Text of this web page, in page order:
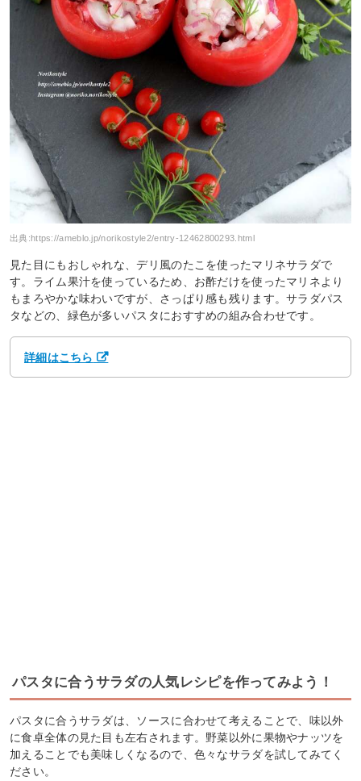
出典:https://ameblo.jp/norikostyle2/entry-12462800293.html
見た目にもおしゃれな、デリ風のたこを使ったマリネサラダで
す。ライム果汁を使っているため、お酢だけを使ったマリネより
もまろやかな味わいですが、さっぱり感も残ります。サラダパス
タなどの、緑色が多いパスタにおすすめの組み合わせです。
詳細はこちら
パスタに合うサラダの人気レシピを作ってみよう！
パスタに合うサラダは、ソースに合わせて考えることで、味以外
に食卓全体の見た目も左右されます。野菜以外に果物やナッツを
加えることでも美味しくなるので、色々なサラダを試してみてく
ださい。